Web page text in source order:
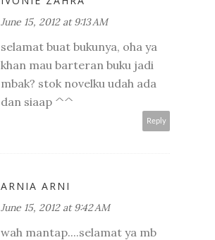
June 15, 2012 at 9:13 AM
selamat buat bukunya, oha ya
khan mau barteran buku jadi
mbak? stok novelku udah ada
dan siaap ^^
Reply
ARNIA ARNI
June 15, 2012 at 9:42 AM
wah mantap....selamat ya mb